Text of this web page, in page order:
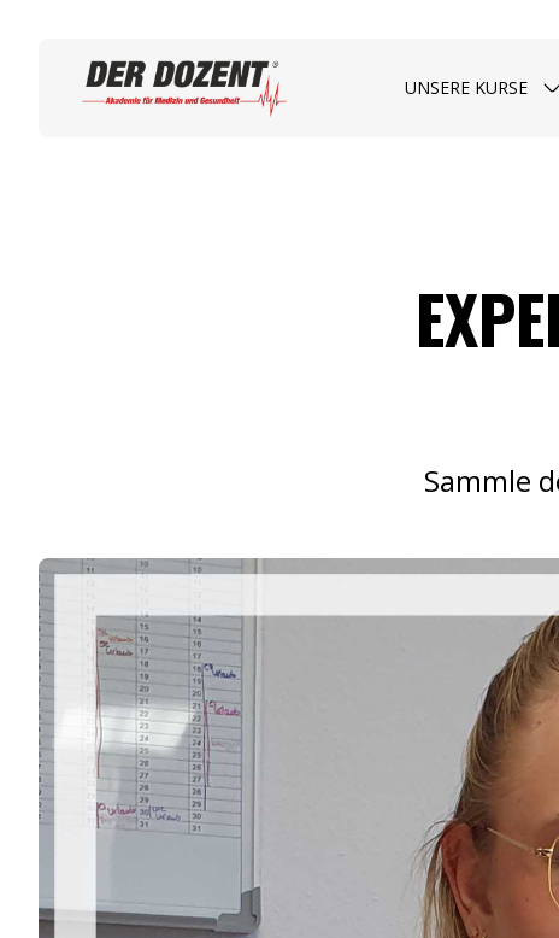
UNSERE KURSE
Sammle